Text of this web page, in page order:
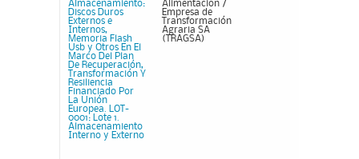
Almacenamiento:
Discos Duros
Externos e
Internos,
Memoria Flash
Usb y Otros En El
Marco Del Plan
De Recuperación,
Transformación Y
Resiliencia
Financiado Por
La Unión
Europea. LOT-
0001: Lote 1.
Almacenamiento
Interno y Externo
Alimentacion /
Empresa de
Transformación
Agraria SA
(TRAGSA)